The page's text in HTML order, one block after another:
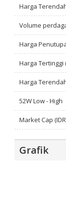
Harga
Volume
Harga
Harga Tertinggi
Harga
52W Low - High
Market Cap
Grafik